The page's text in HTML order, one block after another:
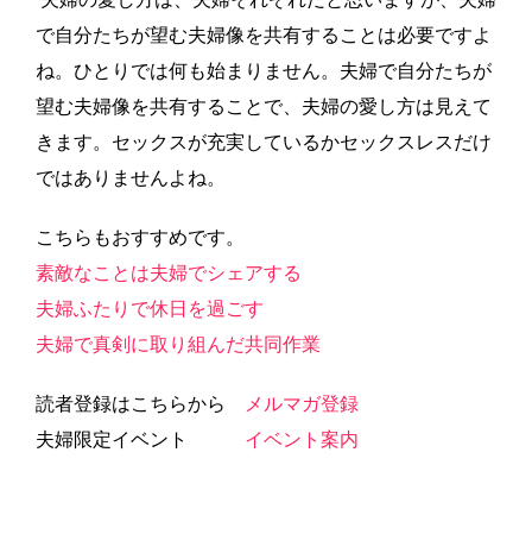
で自分たちが望む夫婦像を共有することは必要ですよ
ね。ひとりでは何も始まりません。夫婦で自分たちが
望む夫婦像を共有することで、夫婦の愛し方は見えて
きます。セックスが充実しているかセックスレスだけ
ではありませんよね。
こちらもおすすめです。
素敵なことは夫婦でシェアする
夫婦ふたりで休日を過ごす
夫婦で真剣に取り組んだ共同作業
読者登録はこちらから
メルマガ登録
夫婦限定イベント イベント案内